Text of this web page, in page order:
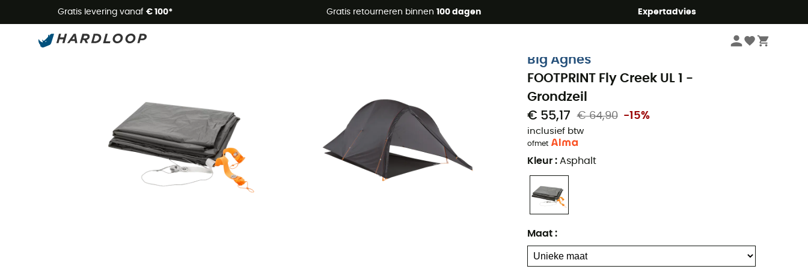
Gratis levering vanaf € 100* Gratis retourneren binnen 100 dagen Expertadvies
Zomeraanbiedingen 🔥 -5% EXTRA vanaf 2 producten* met code Summer5
Big Agnes
FOOTPRINT Fly Creek UL 1 -
Grondzeil
€ 55,17
€ 64,90 -15%
inclusief btw
ofmet
Kleur : Asphalt
Maat :